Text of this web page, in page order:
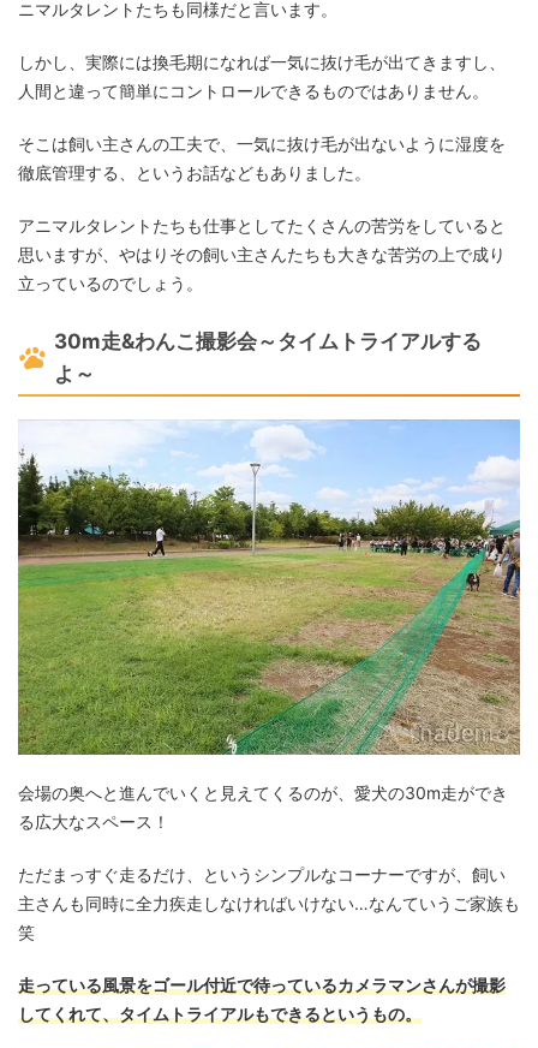
ニマルタレントたちも同様だと言います。
しかし、実際には換毛期になれば一気に抜け毛が出てきますし、
人間と違って簡単にコントロールできるものではありません。
そこは飼い主さんの工夫で、一気に抜け毛が出ないように湿度を
徹底管理する、というお話などもありました。
アニマルタレントたちも仕事としてたくさんの苦労をしていると
思いますが、やはりその飼い主さんたちも大きな苦労の上で成り
立っているのでしょう。
30m走&わんこ撮影会～タイムトライアルする
よ～
会場の奥へと進んでいくと見えてくるのが、愛犬の30m走ができ
る広大なスペース！
ただまっすぐ走るだけ、というシンプルなコーナーですが、飼い
主さんも同時に全力疾走しなければいけない…なんていうご家族も
笑
走っている風景をゴール付近で待っているカメラマンさんが撮影
してくれて、タイムトライアルもできるというもの。